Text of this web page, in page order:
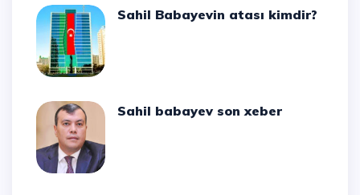
Sahil Babayevin atası kimdir?
Sahil babayev son xeber